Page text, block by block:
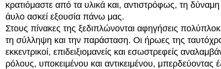
κρατιόμαστε από τα υλικά και, αντιστρόφως, τη
άυλο ασκεί εξουσία πάνω μας.
Στους πίνακες της ξεδιπλώνονται αφηγήσεις
τη σύλληψη και την παράσταση. Οι ήρωες της
εκκεντρικοί, επιδειξιομανείς και εσωστρεφείς
ρόλους, υποκειμένου και αντικειμένου, μπερδεύοντας